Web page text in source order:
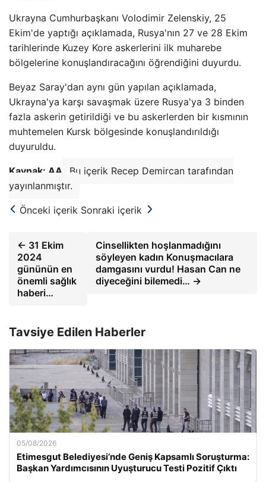
Ukrayna Cumhurbaşkanı Volodimir Zelenskiy, 25
Ekim'de yaptığı açıklamada, Rusya'nın 27 ve 28 Ekim
tarihlerinde Kuzey Kore askerlerini ilk muharebe
bölgelerine konuşlandıracağını öğrendiğini duyurdu.
Beyaz Saray'dan aynı gün yapılan açıklamada,
Ukrayna'ya karşı savaşmak üzere Rusya'ya 3 binden
fazla askerin getirildiği ve bu askerlerden bir kısmının
muhtemelen Kursk bölgesinde konuşlandırıldığı
duyuruldu.
Kaynak: AA
Bu içerik Recep Demircan tarafından
yayınlanmıştır.
Önceki içerik Sonraki içerik
← 31 Ekim
2024
gününün en
önemli sağlık
haberi…
Cinsellikten hoşlanmadığını
söyleyen kadın Konuşmacılara
damgasını vurdu! Hasan Can ne
diyeceğini bilemedi… →
Tavsiye Edilen Haberler
05/08/2026
Etimesgut Belediyesi’nde Geniş Kapsamlı Soruşturma:
Başkan Yardımcısının Uyuşturucu Testi Pozitif Çıktı